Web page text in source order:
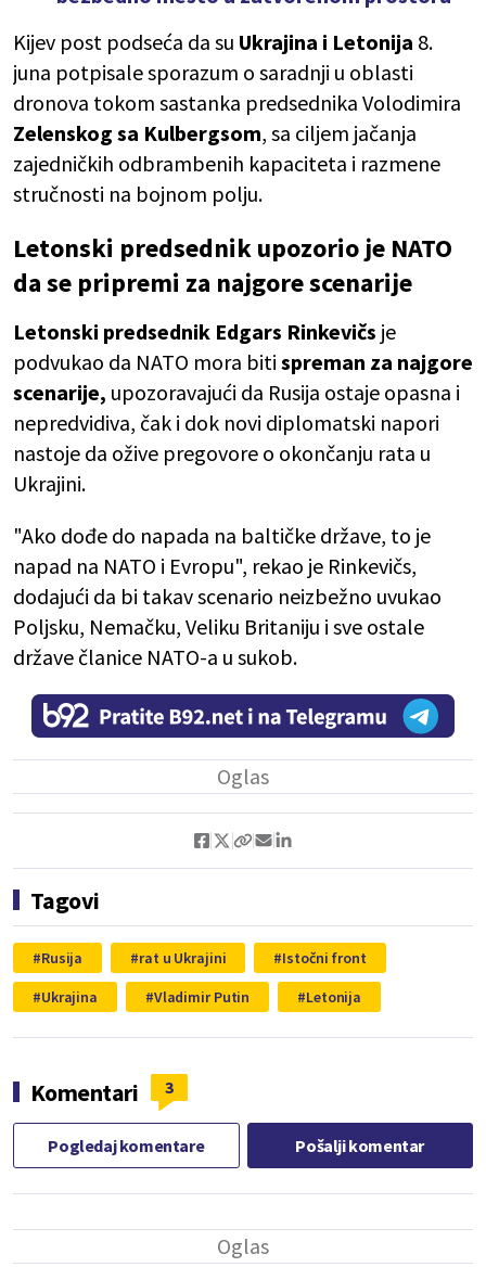
Kijev post podseća da su Ukrajina i Letonija 8.
juna potpisale sporazum o saradnji u oblasti
dronova tokom sastanka predsednika Volodimira
Zelenskog sa Kulbergsom, sa ciljem jačanja
zajedničkih odbrambenih kapaciteta i razmene
stručnosti na bojnom polju.
Letonski predsednik upozorio je NATO
da se pripremi za najgore scenarije
Letonski predsednik Edgars Rinkevičs je
podvukao da NATO mora biti spreman za najgore
scenarije, upozoravajući da Rusija ostaje opasna i
nepredvidiva, čak i dok novi diplomatski napori
nastoje da ožive pregovore o okončanju rata u
Ukrajini.
"Ako dođe do napada na baltičke države, to je
napad na NATO i Evropu", rekao je Rinkevičs,
dodajući da bi takav scenario neizbežno uvukao
Poljsku, Nemačku, Veliku Britaniju i sve ostale
države članice NATO-a u sukob.
Tagovi
Rusija rat u Ukrajini
Istočni front
Ukrajina
Vladimir Putin Letonija
Komentari 3
Pogledaj komentare Pošalji komentar